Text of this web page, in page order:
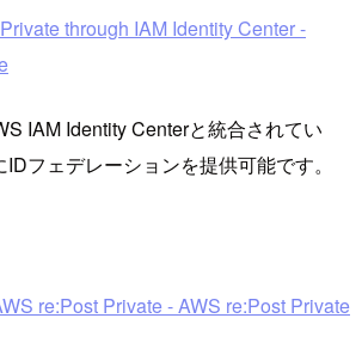
through IAM Identity Center -
IAM Identity Centerと統合されてい
フェデレーションを提供可能です。
re:Post Private - AWS re:Post Private